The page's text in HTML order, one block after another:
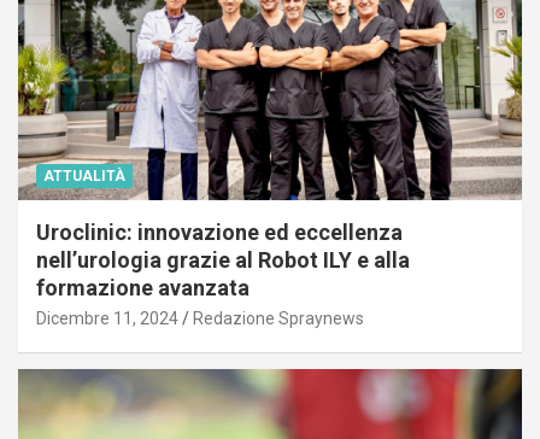
ATTUALITÀ
Uroclinic: innovazione ed eccellenza
nell’urologia grazie al Robot ILY e alla
formazione avanzata
Dicembre 11, 2024 Redazione Spraynews